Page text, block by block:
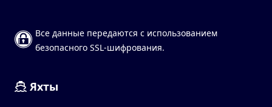
Все данные передаются с использованием
безопасного SSL-шифрования.
Яхты